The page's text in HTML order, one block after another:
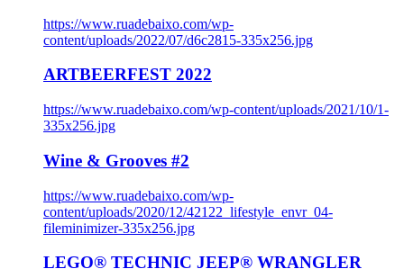
https://www.ruadebaixo.com/wp-
content/uploads/2022/07/d6c2815-335x256.jpg
ARTBEERFEST 2022
https://www.ruadebaixo.com/wp-content/uploads/2021/10/1-
335x256.jpg
Wine & Grooves #2
https://www.ruadebaixo.com/wp-
content/uploads/2020/12/42122_lifestyle_envr_04-
fileminimizer-335x256.jpg
LEGO® TECHNIC JEEP® WRANGLER